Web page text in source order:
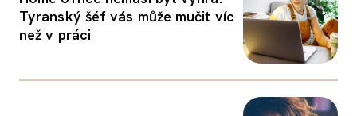
Tyranský šéf vás může mučit víc
než v práci